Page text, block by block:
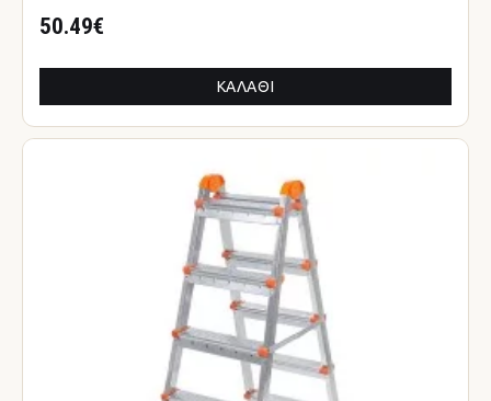
50.49€
ΚΑΛΆΘΙ